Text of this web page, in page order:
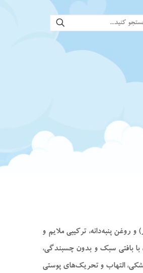
روغن پنبه‌دانه، ترکیبی ملایم و
بافتی سبک و بدون چسبندگی،
التهاب و تحریک‌های پوستی